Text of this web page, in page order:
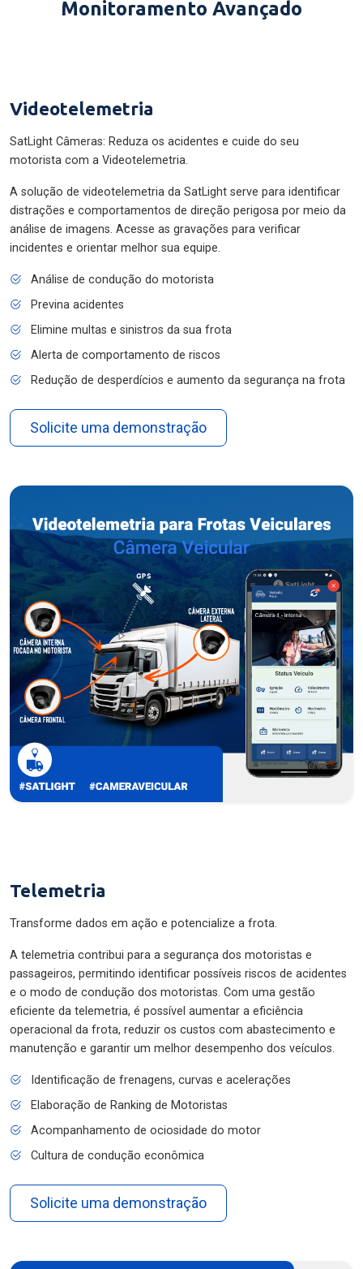
Monitoramento Avançado
Videotelemetria
SatLight Câmeras: Reduza os acidentes e cuide do seu
motorista com a Videotelemetria.
A solução de videotelemetria da SatLight serve para identificar
distrações e comportamentos de direção perigosa por meio da
análise de imagens. Acesse as gravações para verificar
incidentes e orientar melhor sua equipe.
Análise de condução do motorista
Previna acidentes
Elimine multas e sinistros da sua frota
Alerta de comportamento de riscos
Redução de desperdícios e aumento da segurança na frota
Solicite uma demonstração
Telemetria
Transforme dados em ação e potencialize a frota.
A telemetria contribui para a segurança dos motoristas e
passageiros, permitindo identificar possíveis riscos de acidentes
e o modo de condução dos motoristas. Com uma gestão
eficiente da telemetria, é possível aumentar a eficiência
operacional da frota, reduzir os custos com abastecimento e
manutenção e garantir um melhor desempenho dos veículos.
Identificação de frenagens, curvas e acelerações
Elaboração de Ranking de Motoristas
Acompanhamento de ociosidade do motor
Cultura de condução econômica
Solicite uma demonstração